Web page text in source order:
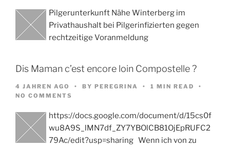
Pilgerunterkunft Nähe Winterberg im
Privathaushalt bei Pilgerinfizierten gegen
rechtzeitige Voranmeldung
Dis Maman c’est encore loin Compostelle ?
4 JAHREN AGO BY PEREGRINA
1 MIN READ
NO COMMENTS
https://docs.google.com/document/d/15cs0f
wu8A9S_lMN7df_ZY7YBOlCB81OjEpRUFC2
79Ac/edit?usp=sharing Wenn ich von zu